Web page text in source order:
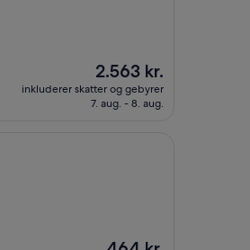
Prisen
er
2.563 kr.
2.563 kr.
inkluderer skatter og gebyrer
7. aug. - 8. aug.
Prisen